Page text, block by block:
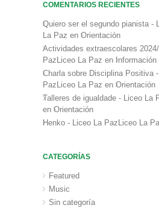
COMENTARIOS RECIENTES
Quiero ser el segundo pianista -
La Paz enOrientación
Actividades extraescolares
PazLiceo La Paz enInformación
Charla sobre Disciplina Positiva
PazLiceo La Paz enOrientación
Talleres de igualdade - Liceo La
enOrientación
Henko - Liceo La PazLiceo La
CATEGORÍAS
Featured
Music
Sin categoría